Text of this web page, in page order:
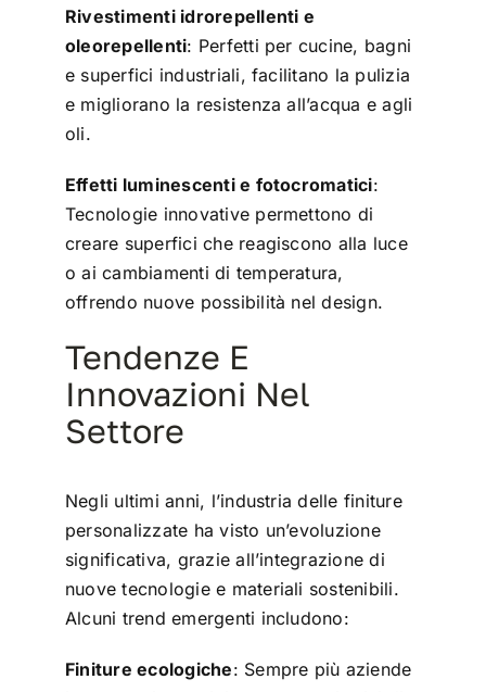
Rivestimenti idrorepellenti e
oleorepellenti: Perfetti per cucine, bagni
e superfici industriali, facilitano la pulizia
e migliorano la resistenza all’acqua e agli
oli.
Effetti luminescenti e fotocromatici:
Tecnologie innovative permettono di
creare superfici che reagiscono alla luce
o ai cambiamenti di temperatura,
offrendo nuove possibilità nel design.
Tendenze E
Innovazioni Nel
Settore
Negli ultimi anni, l’industria delle finiture
personalizzate ha visto un’evoluzione
significativa, grazie all’integrazione di
nuove tecnologie e materiali sostenibili.
Alcuni trend emergenti includono:
Finiture ecologiche: Sempre più aziende